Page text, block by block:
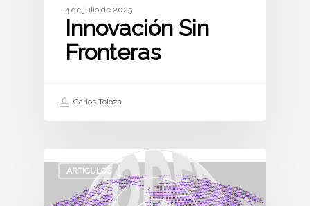
4 de julio de 2025
Innovación Sin
Fronteras
Carlos Toloza
ARTÍCULOS